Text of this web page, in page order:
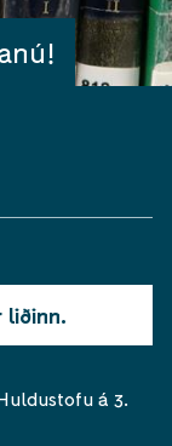
liðinn.
á 3.